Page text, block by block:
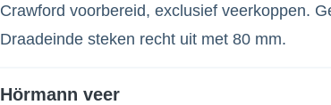
Crawford voorbereid, exclusief veerkoppen.
Draadeinde steken recht uit met 80 mm.
Hörmann veer